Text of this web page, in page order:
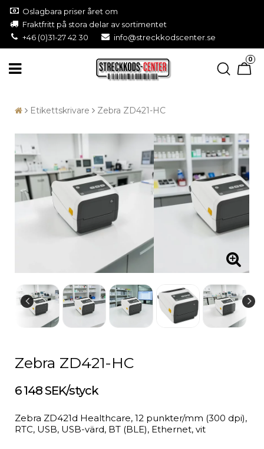
Oslagbara priser året om
Fraktfritt på stora delar av sortimentet
+46 (0)31-27 42 30
info@streckkodscenter.se
0
Etikettskrivare Zebra ZD421-HC
Zebra ZD421-HC
6 148 SEK/styck
Zebra ZD421d Healthcare, 12 punkter/mm (300 dpi),
RTC, USB, USB-värd, BT (BLE), Ethernet, vit